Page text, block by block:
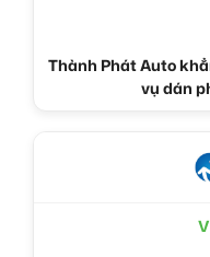
Thành Phát Auto
vụ dán